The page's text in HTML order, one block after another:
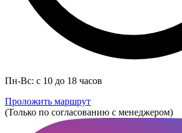
Пн-Вс: с 10 до 18 часов
Проложить маршрут
(Только по согласованию с менеджером)